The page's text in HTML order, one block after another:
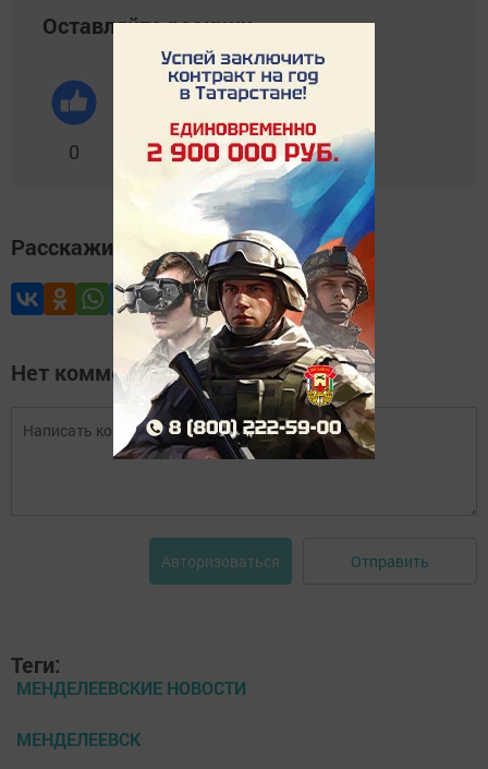
Оставляйте реакции
0 0 0 0
Расскажите друзьям
Нет комментариев
Авторизоваться Отправить
Теги:
МЕНДЕЛЕЕВСКИЕ НОВОСТИ
МЕНДЕЛЕЕВСК